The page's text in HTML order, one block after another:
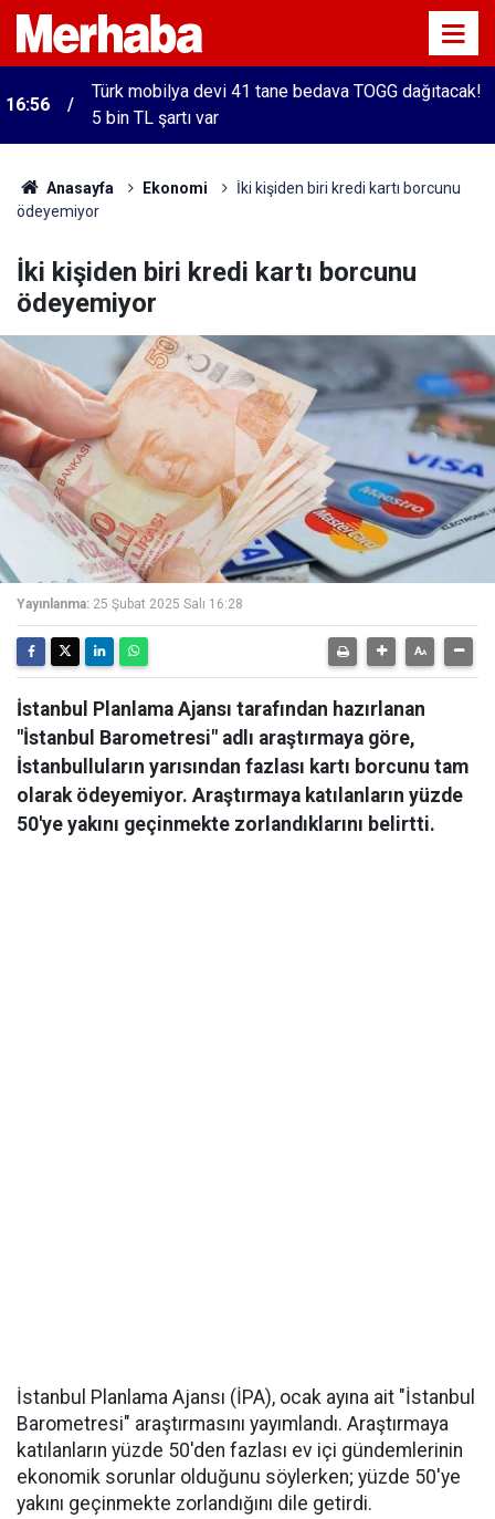
16:56
Türk mobilya devi 41 tane bedava TOGG dağıtacak!
5 bin TL şartı var
Anasayfa Ekonomi
İki kişiden biri kredi kartı borcunu
ödeyemiyor
İki kişiden biri kredi kartı borcunu
ödeyemiyor
Yayınlanma: 25 Şubat 2025 Salı 16:28
İstanbul Planlama Ajansı tarafından hazırlanan
"İstanbul Barometresi" adlı araştırmaya göre,
İstanbulluların yarısından fazlası kartı borcunu tam
olarak ödeyemiyor. Araştırmaya katılanların yüzde
50'ye yakını geçinmekte zorlandıklarını belirtti.
İstanbul Planlama Ajansı (İPA), ocak ayına ait "İstanbul
Barometresi" araştırmasını yayımlandı. Araştırmaya
katılanların yüzde 50'den fazlası ev içi gündemlerinin
ekonomik sorunlar olduğunu söylerken; yüzde 50'ye
yakını geçinmekte zorlandığını dile getirdi.